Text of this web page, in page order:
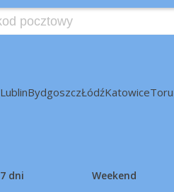
LublinBydgoszczŁódźKatowice
7 dni Weekend